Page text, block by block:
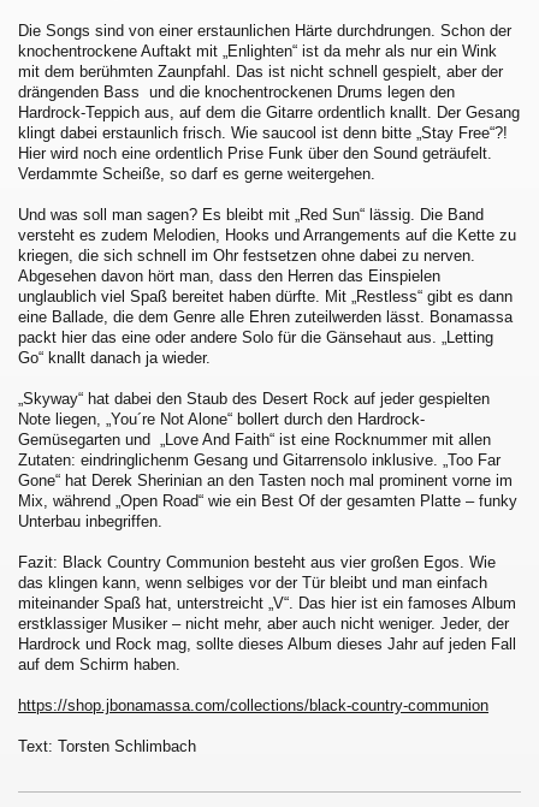
Die Songs sind von einer erstaunlichen Härte durchdrungen. Schon der
knochentrockene Auftakt mit „Enlighten“ ist da mehr als nur ein Wink
mit dem berühmten Zaunpfahl. Das ist nicht schnell gespielt, aber der
drängenden Bass und die knochentrockenen Drums legen den
Hardrock-Teppich aus, auf dem die Gitarre ordentlich knallt. Der Gesang
klingt dabei erstaunlich frisch. Wie saucool ist denn bitte „Stay Free“?!
Hier wird noch eine ordentlich Prise Funk über den Sound geträufelt.
Verdammte Scheiße, so darf es gerne weitergehen.
Und was soll man sagen? Es bleibt mit „Red Sun“ lässig. Die Band
versteht es zudem Melodien, Hooks und Arrangements auf die Kette zu
kriegen, die sich schnell im Ohr festsetzen ohne dabei zu nerven.
Abgesehen davon hört man, dass den Herren das Einspielen
unglaublich viel Spaß bereitet haben dürfte. Mit „Restless“ gibt es dann
eine Ballade, die dem Genre alle Ehren zuteilwerden lässt. Bonamassa
packt hier das eine oder andere Solo für die Gänsehaut aus. „Letting
Go“ knallt danach ja wieder.
„Skyway“ hat dabei den Staub des Desert Rock auf jeder gespielten
Note liegen, „You´re Not Alone“ bollert durch den Hardrock-
Gemüsegarten und „Love And Faith“ ist eine Rocknummer mit allen
Zutaten: eindringlichenm Gesang und Gitarrensolo inklusive. „Too Far
Gone“ hat Derek Sherinian an den Tasten noch mal prominent vorne im
Mix, während „Open Road“ wie ein Best Of der gesamten Platte – funky
Unterbau inbegriffen.
Fazit: Black Country Communion besteht aus vier großen Egos. Wie
das klingen kann, wenn selbiges vor der Tür bleibt und man einfach
miteinander Spaß hat, unterstreicht „V“. Das hier ist ein famoses Album
erstklassiger Musiker – nicht mehr, aber auch nicht weniger. Jeder, der
Hardrock und Rock mag, sollte dieses Album dieses Jahr auf jeden Fall
auf dem Schirm haben.
https://shop.jbonamassa.com/collections/black-country-communion
Text: Torsten Schlimbach